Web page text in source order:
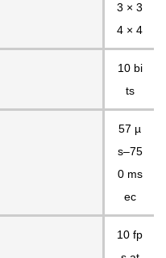
3 × 3
4 × 4
10 bi
ts
57 µ
s–75
0 ms
ec
10 fp